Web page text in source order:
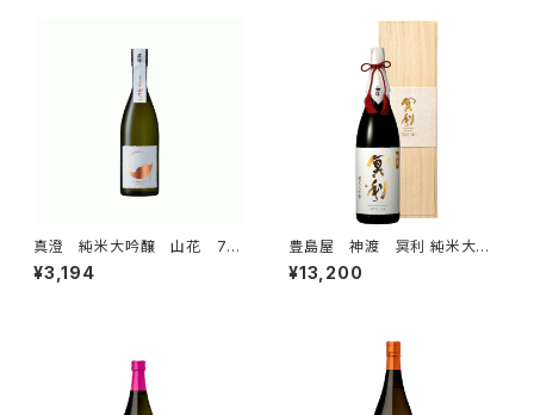
真澄 純米大吟醸 山花 72
0ml 日本酒 純米酒 長野県
信州 4合瓶 宮坂醸造 箱
¥3,194
豊島屋 神渡 冥利 純米大吟
醸 原酒 1800ml 木箱入
日本酒 一升瓶
¥13,200